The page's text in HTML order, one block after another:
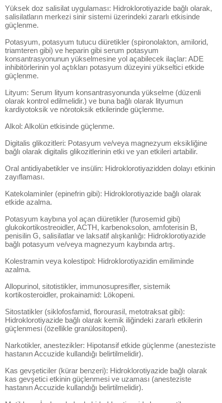
Yüksek doz salisilat uygulaması: Hidroklorotiyazide bağlı olarak,
salisilatların merkezi sinir sistemi üzerindeki zararlı etkisinde
güçlenme.
Potasyum, potasyum tutucu diüretikler (spironolakton, amilorid,
triamteren gibi) ve heparin gibi serum potasyum
konsantrasyonunun yükselmesine yol açabilecek ilaçlar: ADE
inhibitörlerinin yol açtıkları potasyum düzeyini yükseltici etkide
güçlenme.
Lityum: Serum lityum konsantrasyonunda yükselme (düzenli
olarak kontrol edilmelidir.) ve buna bağlı olarak lityumun
kardiyotoksik ve nörotoksik etkilerinde güçlenme.
Alkol: Alkolün etkisinde güçlenme.
Digitalis glikozitleri: Potasyum ve/veya magnezyum eksikliğine
bağlı olarak digitalis glikozitlerinin etki ve yan etkileri artabilir.
Oral antidiyabetikler ve insülin: Hidroklorotiyazidden dolayı etkinin
zayıflaması.
Katekolaminler (epinefrin gibi): Hidroklorotiyazide bağlı olarak
etkide azalma.
Potasyum kaybına yol açan diüretikler (furosemid gibi)
glukokortikostreoidler, ACTH, karbenoksolon, amfoterisin B,
penisilin G, salisilatlar ve laksatif alışkanlığı: Hidroklorotiyazide
bağlı potasyum ve/veya magnezyum kaybında artış.
Kolestramin veya kolestipol: Hidroklorotiyazidin emiliminde
azalma.
Allopurinol, sitotistikler, immunosupresifler, sistemik
kortikosteroidler, prokainamid: Lökopeni.
Sitostatikler (siklofosfamid, florourasil, metotraksat gibi):
Hidroklorotiyazide bağlı olarak kemik iliğindeki zararlı etkilerin
güçlenmesi (özellikle granülositopeni).
Narkotikler, anestezikler: Hipotansif etkide güçlenme (anesteziste
hastanın Accuzide kullandığı belirtilmelidir).
Kas gevşeticiler (kürar benzeri): Hidroklorotiyazide bağlı olarak
kas gevşetici etkinin güçlenmesi ve uzaması (anesteziste
hastanın Accuzide kullandığı belirtilmelidir).